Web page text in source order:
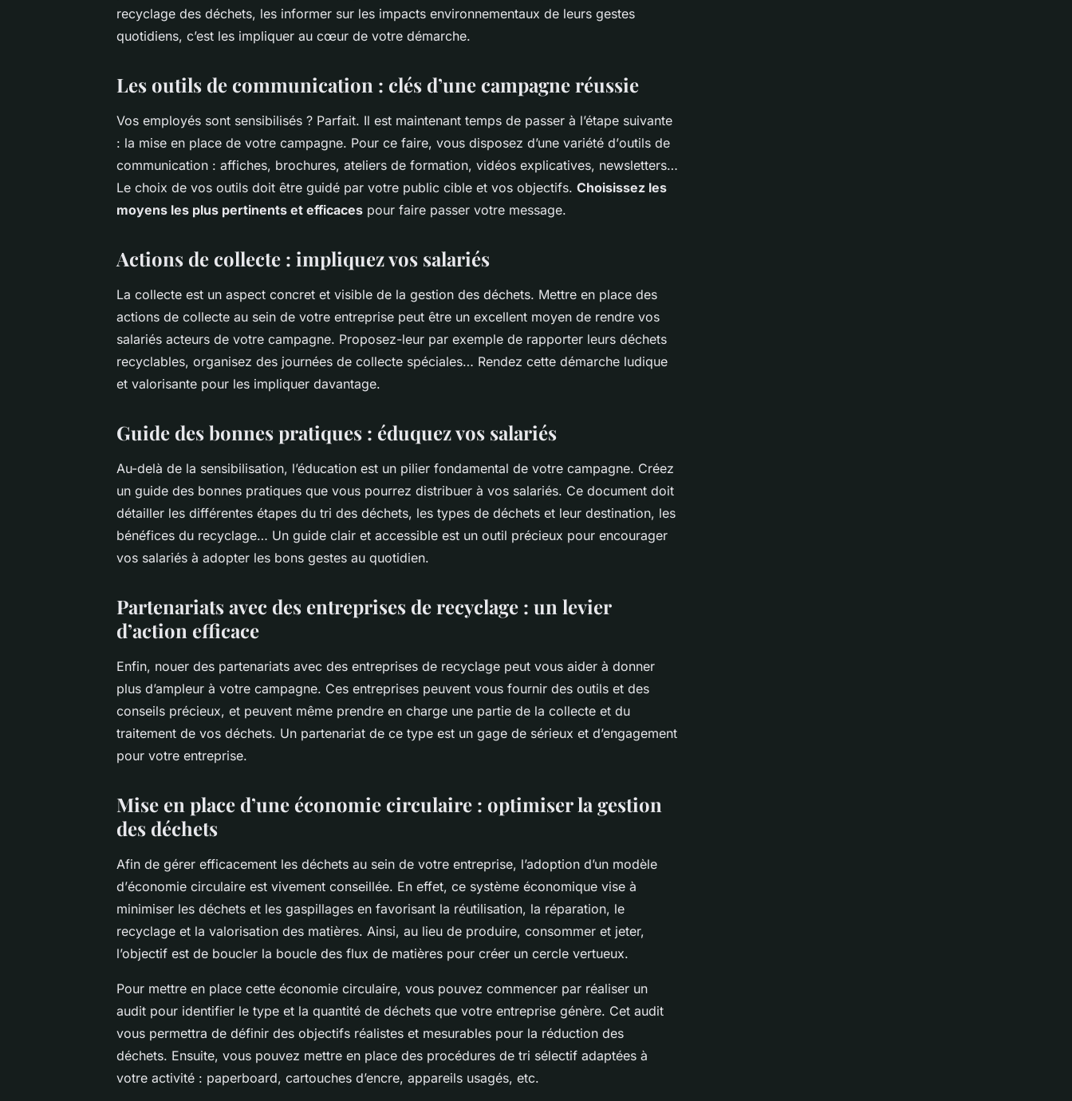
recyclage des déchets, les informer sur les impacts environnementaux de leurs gestes
quotidiens, c’est les impliquer au cœur de votre démarche.
Les outils de communication : clés d’une campagne réussie
Vos employés sont sensibilisés ? Parfait. Il est maintenant temps de passer à l’étape suivante
: la mise en place de votre campagne. Pour ce faire, vous disposez d’une variété d’outils de
communication : affiches, brochures, ateliers de formation, vidéos explicatives, newsletters…
Le choix de vos outils doit être guidé par votre public cible et vos objectifs. Choisissez les
moyens les plus pertinents et efficaces pour faire passer votre message.
Actions de collecte : impliquez vos salariés
La collecte est un aspect concret et visible de la gestion des déchets. Mettre en place des
actions de collecte au sein de votre entreprise peut être un excellent moyen de rendre vos
salariés acteurs de votre campagne. Proposez-leur par exemple de rapporter leurs déchets
recyclables, organisez des journées de collecte spéciales… Rendez cette démarche ludique
et valorisante pour les impliquer davantage.
Guide des bonnes pratiques : éduquez vos salariés
Au-delà de la sensibilisation, l’éducation est un pilier fondamental de votre campagne. Créez
un guide des bonnes pratiques que vous pourrez distribuer à vos salariés. Ce document doit
détailler les différentes étapes du tri des déchets, les types de déchets et leur destination, les
bénéfices du recyclage… Un guide clair et accessible est un outil précieux pour encourager
vos salariés à adopter les bons gestes au quotidien.
Partenariats avec des entreprises de recyclage : un levier
d’action efficace
Enfin, nouer des partenariats avec des entreprises de recyclage peut vous aider à donner
plus d’ampleur à votre campagne. Ces entreprises peuvent vous fournir des outils et des
conseils précieux, et peuvent même prendre en charge une partie de la collecte et du
traitement de vos déchets. Un partenariat de ce type est un gage de sérieux et d’engagement
pour votre entreprise.
Mise en place d’une économie circulaire : optimiser la gestion
des déchets
Afin de gérer efficacement les déchets au sein de votre entreprise, l’adoption d’un modèle
d’économie circulaire est vivement conseillée. En effet, ce système économique vise à
minimiser les déchets et les gaspillages en favorisant la réutilisation, la réparation, le
recyclage et la valorisation des matières. Ainsi, au lieu de produire, consommer et jeter,
l’objectif est de boucler la boucle des flux de matières pour créer un cercle vertueux.
Pour mettre en place cette économie circulaire, vous pouvez commencer par réaliser un
audit pour identifier le type et la quantité de déchets que votre entreprise génère. Cet audit
vous permettra de définir des objectifs réalistes et mesurables pour la réduction des
déchets. Ensuite, vous pouvez mettre en place des procédures de tri sélectif adaptées à
votre activité : paperboard, cartouches d’encre, appareils usagés, etc.